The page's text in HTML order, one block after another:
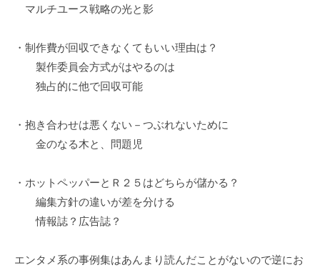
マルチユース戦略の光と影
・制作費が回収できなくてもいい理由は？
製作委員会方式がはやるのは
独占的に他で回収可能
・抱き合わせは悪くない－つぶれないために
金のなる木と、問題児
・ホットペッパーとＲ２５はどちらが儲かる？
編集方針の違いが差を分ける
情報誌？広告誌？
エンタメ系の事例集はあんまり読んだことがないので逆にお